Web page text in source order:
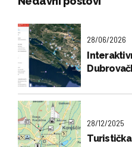
28/06/2026
28/12/2025